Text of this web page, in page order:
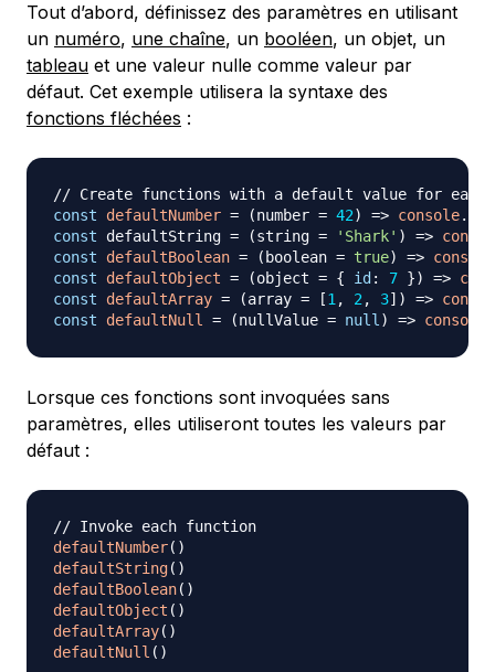
Tout d’abord, définissez des paramètres en utilisant
un numéro, une chaîne, un booléen, un objet, un
tableau et une valeur nulle comme valeur par
défaut. Cet exemple utilisera la syntaxe des
fonctions fléchées :
// Create functions with a default value for each
const
defaultNumber = (number = 42) => console.
const defaultString = (string = 'Shark' ) =>
const
defaultBoolean = ( boolean = true) => console
const
defaultObject = (object = { id : 7 }) =>
const
defaultArray = (array = [1, 2, 3] ) =>
const
defaultNull = (nullValue = null) => console
Lorsque ces fonctions sont invoquées sans
paramètres, elles utiliseront toutes les valeurs par
défaut :
// Invoke each function
defaultNumber( )
defaultString( )
defaultBoolean( )
defaultObject ( )
defaultArray( )
defaultNull ( )